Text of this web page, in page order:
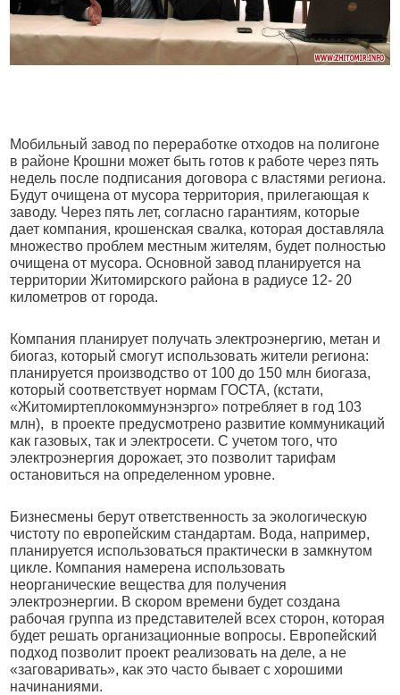
Мобильный завод по переработке отходов на полигоне
в районе Крошни может быть готов к работе через пять
недель после подписания договора с властями региона.
Будут очищена от мусора территория, прилегающая к
заводу. Через пять лет, согласно гарантиям, которые
дает компания, крошенская свалка, которая доставляла
множество проблем местным жителям, будет полностью
очищена от мусора. Основной завод планируется на
территории Житомирского района в радиусе 12- 20
километров от города.
Компания планирует получать электроэнергию, метан и
биогаз, который смогут использовать жители региона:
планируется производство от 100 до 150 млн биогаза,
который соответствует нормам ГОСТА, (кстати,
«Житомиртеплокоммунэнэрго» потребляет в год 103
млн), в проекте предусмотрено развитие коммуникаций
как газовых, так и электросети. С учетом того, что
электроэнергия дорожает, это позволит тарифам
остановиться на определенном уровне.
Бизнесмены берут ответственность за экологическую
чистоту по европейским стандартам. Вода, например,
планируется использоваться практически в замкнутом
цикле. Компания намерена использовать
неорганические вещества для получения
электроэнергии. В скором времени будет создана
рабочая группа из представителей всех сторон, которая
будет решать организационные вопросы. Европейский
подход позволит проект реализовать на деле, а не
«заговаривать», как это часто бывает с хорошими
начинаниями.